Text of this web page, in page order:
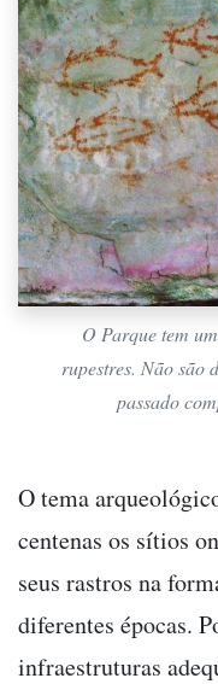
O Parque tem
rupestres. Não são
passado
O tema
centenas os sítios
seus rastros na
diferentes épocas.
infraestruturas